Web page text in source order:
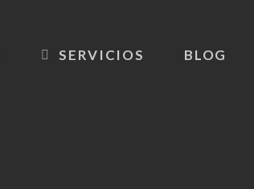
SERVICIOS BLOG